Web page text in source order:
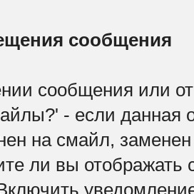
сообщения
сообщения или
- если данная
на смайл, заменен
ли вы